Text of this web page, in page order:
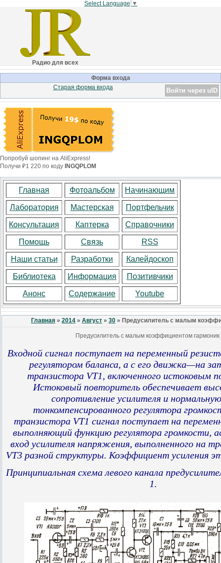
Select Language ▼
Радио для всех
Форма входа
Войти через uID
Старая форма входа
Попробуй шопинг на AliExpress!
Получи ₽1 220 по коду INGQPLOM
Главная Фотоальбом Начинающим
Лаборатория Мастерская Портфельчик
Консультация Каптерка Справочники
Помощь Связь RSS
Наши статьи Разработки Калейдоскоп
Библиотека Информация Позитивчики
Анонс Содержание Youtube
Главная » 2014 » Август » 30 » Предусилитель с малым
Предусилитель с малым коэффициентом гармоник
Входной сигнал поступает на переменный
регулятором баланса, а с его движка—на
транзистора VT1, включенного истоковым
Истоковый повторитель обеспечивает
сопротивление усилителя и
тонкомпенсированного регулятора
транзистора VT1 сигнал поступает на
выполняющий функцию регулятора громкости,
вход усилителя напряжения, выполненного на
VT3 разной структуры. Коэффициент усиления
Принципиальная схема левого канала
1.